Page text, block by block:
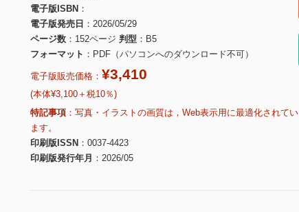
電子版ISBN
電子版発売日
2026/05/29
ページ数
152ページ 判型
B5
フォーマット
PDF（パソコンへのダウンロード不可）
電子版販売価格： ¥3,410
(本体¥3,100＋税10％)
特記事項
写真・イラストの画質は，Web表示用に最適化されてい
ます。
印刷版ISSN
0037-4423
印刷版発行年月
2026/05